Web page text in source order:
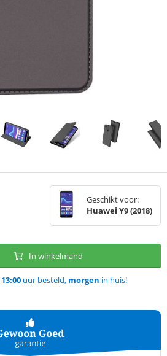
Geschikt voor:
Huawei Y9 (2018)
In winkelmand
13:00uur besteld, morgen in huis!